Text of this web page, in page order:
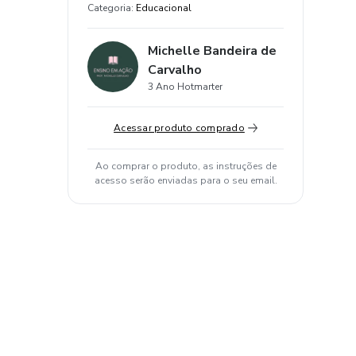
Categoria: Educacional
Michelle Bandeira de
Carvalho
3 Ano Hotmarter
Acessar produto comprado
Ao comprar o produto, as instruções de
acesso serão enviadas para o seu email.